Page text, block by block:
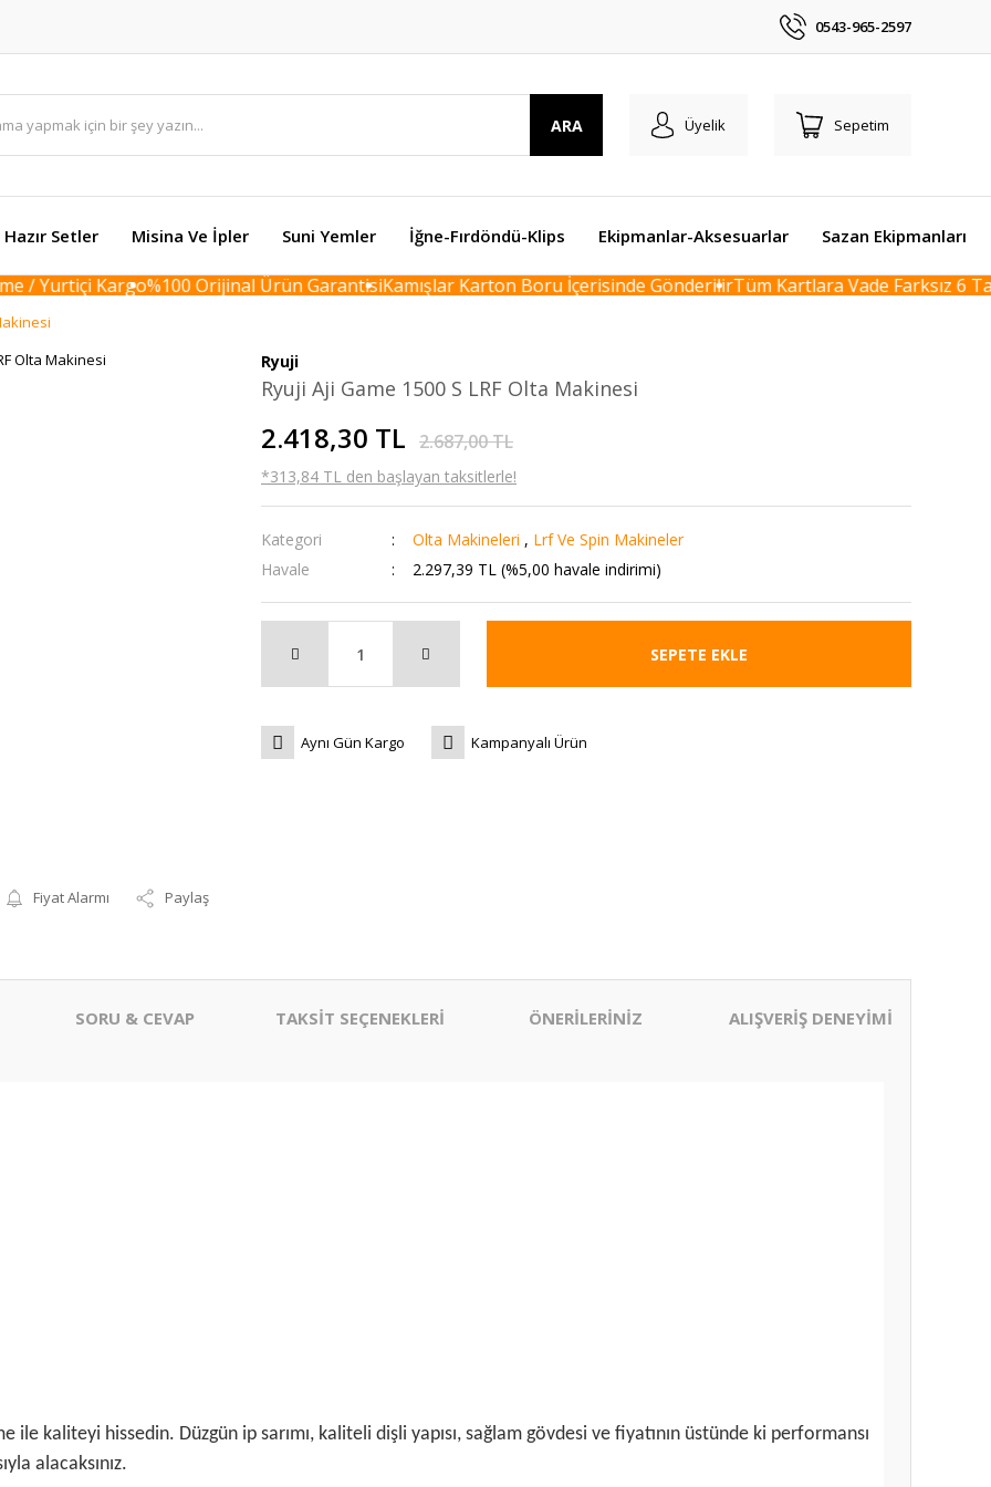
0543-965-2597
ARA Üyelik Sepetim
Hazır Setler Misina Ve İpler Suni Yemler İğne-Fırdöndü-Klips Ekipmanlar-Aksesuarlar Sazan Ekipmanları
Yurtiçi Kargo%100 Orijinal Ürün GarantisiKamışlar Karton Boru İçerisinde GönderilirTüm Kartlara Vade Farksız 6
Fiyat Alarmı Paylaş
Ryuji
Ryuji Aji Game 1500 S LRF Olta Makinesi
2.418,30 TL 2.687,00 TL
*313,84 TL den başlayan taksitlerle!
Kategori Olta Makineleri , Lrf Ve Spin Makineler
Havale
2.297,39 TL (%5,00 havale indirimi)
SEPETE EKLE
Aynı Gün Kargo Kampanyalı Ürün
SORU & CEVAP TAKSİT SEÇENEKLERİ ÖNERİLERİNİZ ALIŞVERİŞ DENEYİMİ
kaliteyi hissedin. Düzgün ip sarımı, kaliteli dişli yapısı, sağlam gövdesi ve fiyatının üstünde ki performansı
alacaksınız.